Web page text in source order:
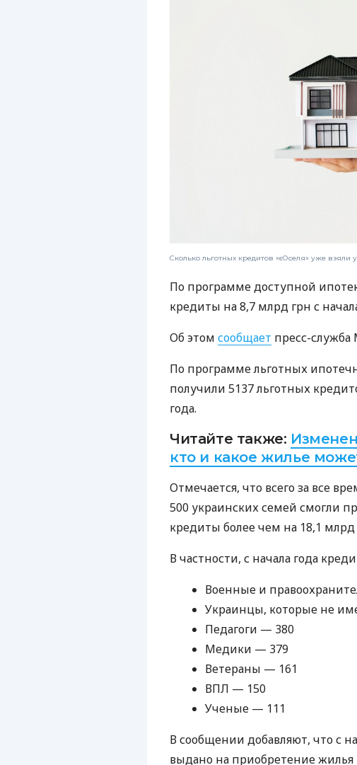
Сколько льготных кредитов «єОселя» уже взяли
По программе доступной
кредиты на 8,7 млрд грн с
Об этом сообщает пресс-
По программе льготных
получили 5137 льготных
года.
Читайте также:
кто и какое жилье
Отмечается, что всего за все
500 украинских семей смогли
кредиты более чем на 18,1 млрд
В частности, с начала года
Военные и
Украинцы, которые не
Педагоги — 380
Медики — 379
Ветераны — 161
ВПЛ — 150
Ученые — 111
В сообщении добавляют, что с
выдано на приобретение